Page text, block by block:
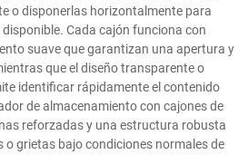
o disponerlas horizontalmente para
Cada cajón funciona con
suave que garantizan una apertura y
que el diseño transparente o
identificar rápidamente el contenido
de almacenamiento con cajones de
reforzadas y una estructura robusta
o grietas bajo condiciones normales de